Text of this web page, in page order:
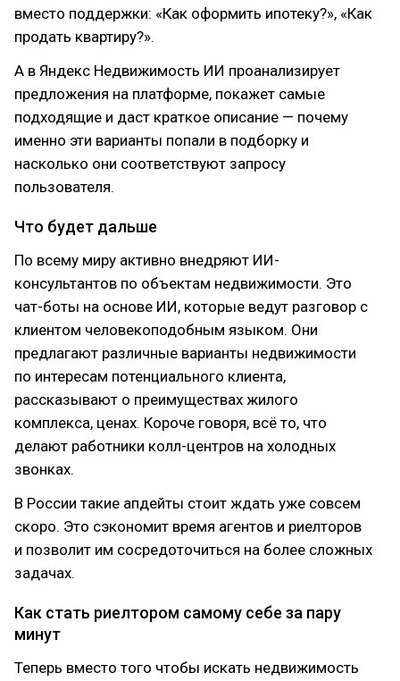
вместо поддержки: «Как оформить ипотеку?», «Как
продать квартиру?».
А в Яндекс Недвижимость ИИ проанализирует
предложения на платформе, покажет самые
подходящие и даст краткое описание — почему
именно эти варианты попали в подборку и
насколько они соответствуют запросу
пользователя.
Что будет дальше
По всему миру активно внедряют ИИ-
консультантов по объектам недвижимости. Это
чат-боты на основе ИИ, которые ведут разговор с
клиентом человекоподобным языком. Они
предлагают различные варианты недвижимости
по интересам потенциального клиента,
рассказывают о преимуществах жилого
комплекса, ценах. Короче говоря, всё то, что
делают работники колл-центров на холодных
звонках.
В России такие апдейты стоит ждать уже совсем
скоро. Это сэкономит время агентов и риелторов
и позволит им сосредоточиться на более сложных
задачах.
Как стать риелтором самому себе за пару
минут
Теперь вместо того чтобы искать недвижимость